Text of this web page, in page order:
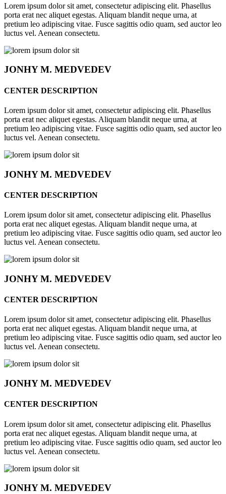
Lorem ipsum dolor sit amet, consectetur adipiscing elit. Phasellus
porta erat nec aliquet egestas. Aliquam blandit neque urna, at
pretium leo adipiscing vitae. Fusce sagittis odio quam, sed auctor leo
luctus vel. Aenean consectetu.
JONHYM. MEDVEDEV
CENTER DESCRIPTION
Lorem ipsum dolor sit amet, consectetur adipiscing elit. Phasellus
porta erat nec aliquet egestas. Aliquam blandit neque urna, at
pretium leo adipiscing vitae. Fusce sagittis odio quam, sed auctor leo
luctus vel. Aenean consectetu.
JONHYM. MEDVEDEV
CENTER DESCRIPTION
Lorem ipsum dolor sit amet, consectetur adipiscing elit. Phasellus
porta erat nec aliquet egestas. Aliquam blandit neque urna, at
pretium leo adipiscing vitae. Fusce sagittis odio quam, sed auctor leo
luctus vel. Aenean consectetu.
JONHYM. MEDVEDEV
CENTER DESCRIPTION
Lorem ipsum dolor sit amet, consectetur adipiscing elit. Phasellus
porta erat nec aliquet egestas. Aliquam blandit neque urna, at
pretium leo adipiscing vitae. Fusce sagittis odio quam, sed auctor leo
luctus vel. Aenean consectetu.
JONHYM. MEDVEDEV
CENTER DESCRIPTION
Lorem ipsum dolor sit amet, consectetur adipiscing elit. Phasellus
porta erat nec aliquet egestas. Aliquam blandit neque urna, at
pretium leo adipiscing vitae. Fusce sagittis odio quam, sed auctor leo
luctus vel. Aenean consectetu.
JONHYM. MEDVEDEV